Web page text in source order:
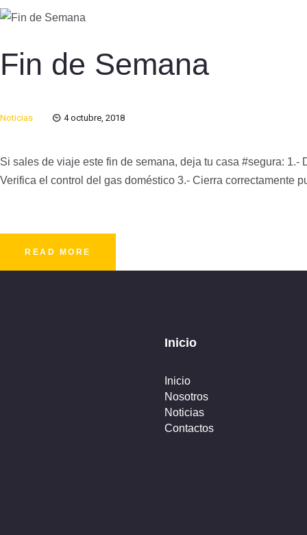
Fin de Semana
Noticias 4 octubre, 2018
Si sales de viaje este fin de semana, deja tu casa #segura: 1.-
Verifica el control del gas doméstico 3.- Cierra correctamente
READ MORE
Inicio
Inicio
Nosotros
Noticias
Contactos